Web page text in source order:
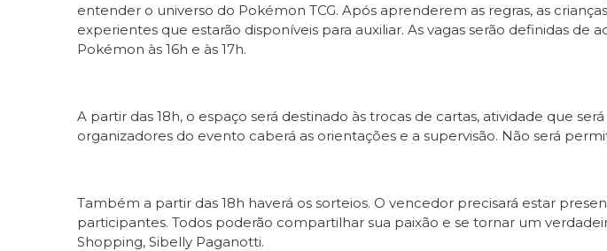
entender o universo do Pokémon TCG. Após aprenderem as regras, as
experientes que estarão disponíveis para auxiliar. As vagas serão definidas
Pokémon às 16h e às 17h.
A partir das 18h, o espaço será destinado às trocas de cartas, atividade que
organizadores do evento caberá as orientações e a supervisão. Não será
Também a partir das 18h haverá os sorteios. O vencedor precisará estar
participantes. Todos poderão compartilhar sua paixão e se tornar um
Shopping, Sibelly Paganotti.